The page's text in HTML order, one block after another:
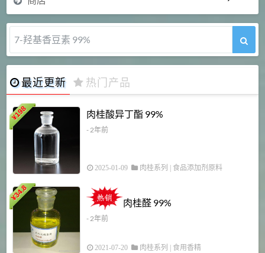
醇溶苯胺黑 99%
最近更新 热门产品
¥
198 肉桂酸异丁酯 99%
- 2年前
2025-01-09 肉桂系列 食品添加剂原料
¥
34.8
肉桂醛 99%
- 2年前
2021-07-20 肉桂系列 食用香精